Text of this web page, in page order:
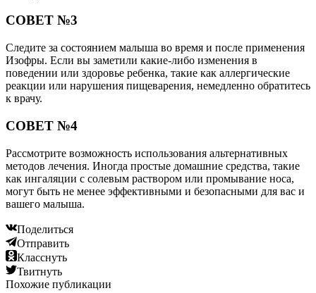
СОВЕТ №3
Следите за состоянием малыша во время и после применения
Изофры. Если вы заметили какие-либо изменения в
поведении или здоровье ребенка, такие как аллергические
реакции или нарушения пищеварения, немедленно обратитесь
к врачу.
СОВЕТ №4
Рассмотрите возможность использования альтернативных
методов лечения. Иногда простые домашние средства, такие
как ингаляции с солевым раствором или промывание носа,
могут быть не менее эффективными и безопасными для вас и
вашего малыша.
Поделиться
Отправить
Класснуть
Твитнуть
Похожие публикации